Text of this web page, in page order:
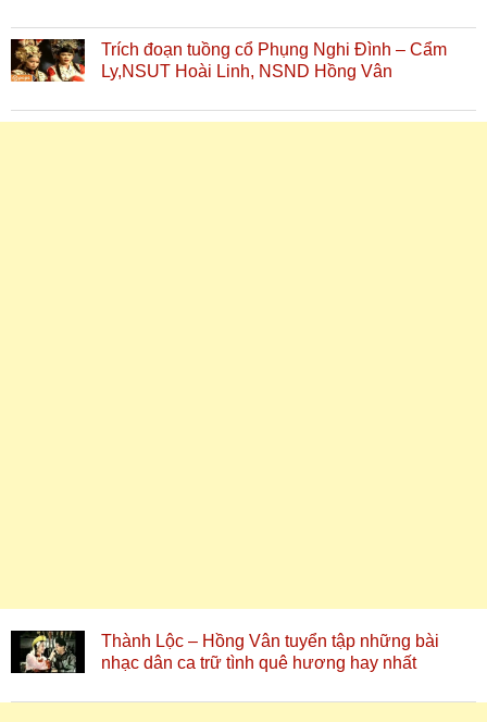
Trích đoạn tuồng cổ Phụng Nghi Đình – Cẩm
Ly,NSUT Hoài Linh, NSND Hồng Vân
Thành Lộc – Hồng Vân tuyển tập những bài
nhạc dân ca trữ tình quê hương hay nhất